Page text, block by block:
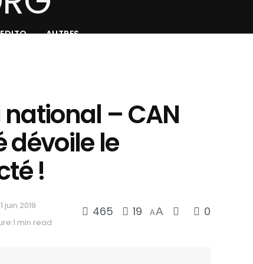
AUTRES
– CAN
dévoile le
!
juin 2019
min read
465 19 AA 0